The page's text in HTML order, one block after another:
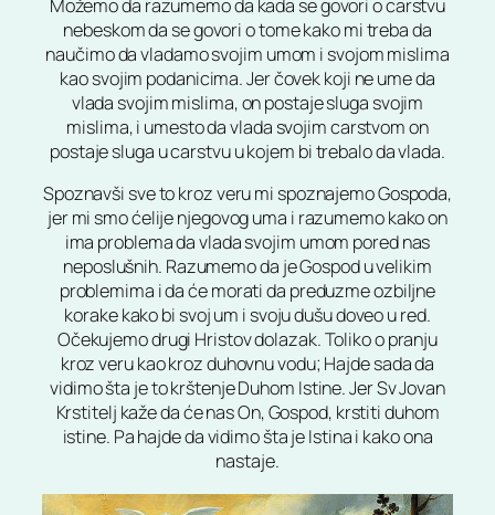
Možemo da razumemo da kada se govori o carstvu
nebeskom da se govori o tome kako mi treba da
naučimo da vladamo svojim umom i svojom mislima
kao svojim podanicima. Jer čovek koji ne ume da
vlada svojim mislima, on postaje sluga svojim
mislima, i umesto da vlada svojim carstvom on
postaje sluga u carstvu u kojem bi trebalo da vlada.
Spoznavši sve to kroz veru mi spoznajemo Gospoda,
jer mi smo ćelije njegovog uma i razumemo kako on
ima problema da vlada svojim umom pored nas
neposlušnih. Razumemo da je Gospod u velikim
problemima i da će morati da preduzme ozbiljne
korake kako bi svoj um i svoju dušu doveo u red.
Očekujemo drugi Hristov dolazak. Toliko o pranju
kroz veru kao kroz duhovnu vodu; Hajde sada da
vidimo šta je to krštenje Duhom Istine. Jer Sv Jovan
Krstitelj kaže da će nas On, Gospod, krstiti duhom
istine. Pa hajde da vidimo šta je Istina i kako ona
nastaje.